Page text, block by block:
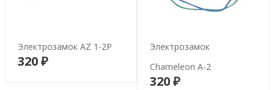
Электрозамок AZ 1-2P
320 ₽В корзину
Электрозамок
Chameleon A-2
320 ₽В корзину